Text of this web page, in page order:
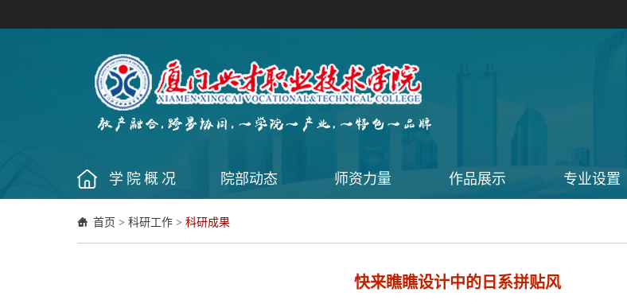
学院概况 院部动态 师资力量 作品展示 专业设置
首页 > 科研工作 > 科研成果
快来瞧瞧设计中的日系拼贴风